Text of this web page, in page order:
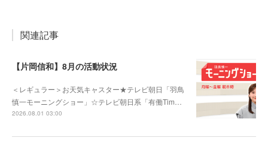
関連記事
【片岡信和】8月の活動状況
＜レギュラー＞お天気キャスター★テレビ朝日「羽鳥
慎一モーニングショー」☆テレビ朝日系「有働Tim…
2026.08.01 03:00